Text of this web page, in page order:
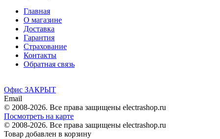
Главная
О магазине
Доставка
Гарантия
Страхование
Контакты
Обратная связь
Офис ЗАКРЫТ
Email
© 2008-2026. Все права защищены electrashop.ru
Посмотреть на карте
© 2008-2026. Все права защищены electrashop.ru
Товар добавлен в корзину